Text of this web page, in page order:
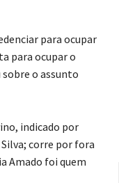
para ocupar
para ocupar o
o assunto
indicado por
corre por fora
Amado foi quem